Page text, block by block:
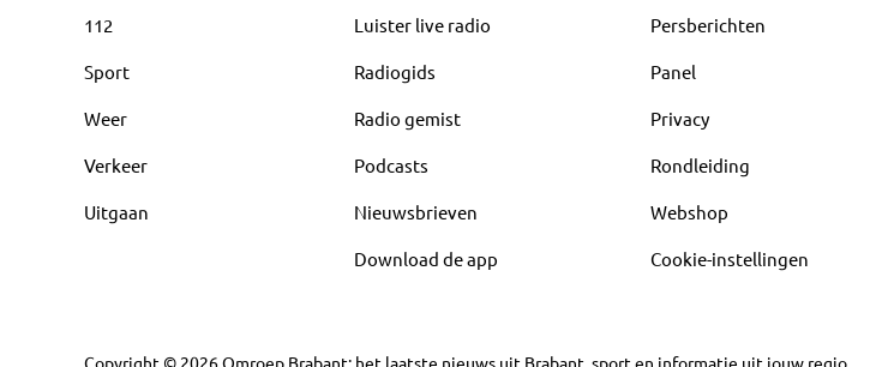
112
Sport
Weer
Verkeer
Uitgaan
Luister live radio
Radiogids
Radio gemist
Podcasts
Nieuwsbrieven
Download de app
Persberichten
Panel
Privacy
Rondleiding
Webshop
Cookie-instellingen
Copyright © 2026Omroep Brabant: het laatste nieuws uit Brabant, sport en informatie uit jouw regio.